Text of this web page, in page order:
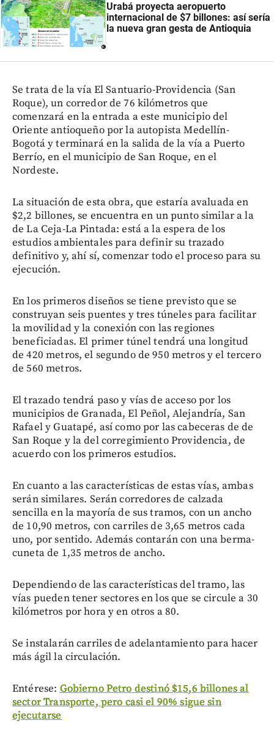
Urabá proyecta aeropuerto
internacional de $7 billones: así sería
la nueva gran gesta de Antioquia
Se trata de la vía El Santuario-Providencia (San
Roque), un corredor de 76 kilómetros que
comenzará en la entrada a este municipio del
Oriente antioqueño por la autopista Medellín-
Bogotá y terminará en la salida de la vía a Puerto
Berrío, en el municipio de San Roque, en el
Nordeste.
La situación de esta obra, que estaría avaluada en
$2,2 billones, se encuentra en un punto similar a la
de La Ceja-La Pintada: está a la espera de los
estudios ambientales para definir su trazado
definitivo y, ahí sí, comenzar todo el proceso para su
ejecución.
En los primeros diseños se tiene previsto que se
construyan seis puentes y tres túneles para facilitar
la movilidad y la conexión con las regiones
beneficiadas. El primer túnel tendrá una longitud
de 420 metros, el segundo de 950 metros y el tercero
de 560 metros.
El trazado tendrá paso y vías de acceso por los
municipios de Granada, El Peñol, Alejandría, San
Rafael y Guatapé, así como por las cabeceras de de
San Roque y la del corregimiento Providencia, de
acuerdo con los primeros estudios.
En cuanto a las características de estas vías, ambas
serán similares. Serán corredores de calzada
sencilla en la mayoría de sus tramos, con un ancho
de 10,90 metros, con carriles de 3,65 metros cada
uno, por sentido. Además contarán con una berma-
cuneta de 1,35 metros de ancho.
Dependiendo de las características del tramo, las
vías pueden tener sectores en los que se circule a 30
kilómetros por hora y en otros a 80.
Se instalarán carriles de adelantamiento para hacer
más ágil la circulación.
Entérese: Gobierno Petro destinó $15,6 billones al
sector Transporte, pero casi el 90% sigue sin
ejecutarse